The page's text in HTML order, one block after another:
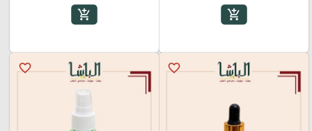
add_shopping_cart
add_shopping_cart
favorite_border
favorite_border